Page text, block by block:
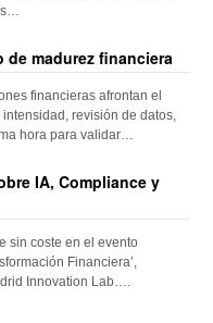
de madurez financiera
financieras afrontan el
revisión de datos,
hora para validar…
IA, Compliance y
sin coste en el evento
Financiera’,
Innovation Lab….